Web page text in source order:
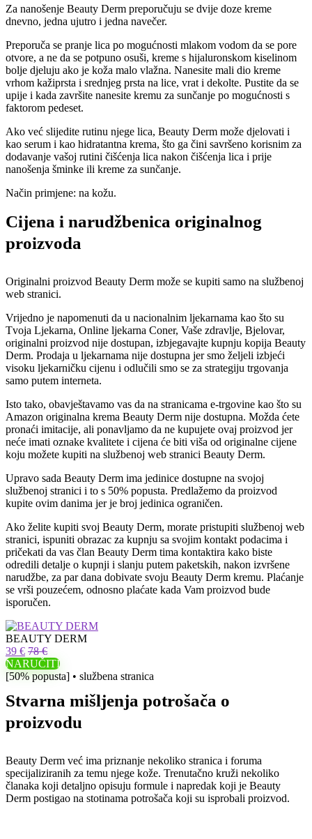
Za nanošenje Beauty Derm preporučuju se dvije doze kreme
dnevno, jedna ujutro i jedna navečer.
Preporuča se pranje lica po mogućnosti mlakom vodom da se pore
otvore, a ne da se potpuno osuši, kreme s hijaluronskom kiselinom
bolje djeluju ako je koža malo vlažna. Nanesite mali dio kreme
vrhom kažiprsta i srednjeg prsta na lice, vrat i dekolte. Pustite da se
upije i kada završite nanesite kremu za sunčanje po mogućnosti s
faktorom pedeset.
Ako već slijedite rutinu njege lica, Beauty Derm može djelovati i
kao serum i kao hidratantna krema, što ga čini savršeno korisnim za
dodavanje vašoj rutini čišćenja lica nakon čišćenja lica i prije
nanošenja šminke ili kreme za sunčanje.
Način primjene: na kožu.
Cijena i narudžbenica originalnog
proizvoda
Originalni proizvod Beauty Derm može se kupiti samo na službenoj
web stranici.
Vrijedno je napomenuti da u nacionalnim ljekarnama kao što su
Tvoja Ljekarna, Online ljekarna Coner, Vaše zdravlje, Bjelovar,
originalni proizvod nije dostupan, izbjegavajte kupnju kopija Beauty
Derm. Prodaja u ljekarnama nije dostupna jer smo željeli izbjeći
visoku ljekarničku cijenu i odlučili smo se za strategiju trgovanja
samo putem interneta.
Isto tako, obavještavamo vas da na stranicama e-trgovine kao što su
Amazon originalna krema Beauty Derm nije dostupna. Možda ćete
pronaći imitacije, ali ponavljamo da ne kupujete ovaj proizvod jer
neće imati oznake kvalitete i cijena će biti viša od originalne cijene
koju možete kupiti na službenoj web stranici Beauty Derm.
Upravo sada Beauty Derm ima jedinice dostupne na svojoj
službenoj stranici i to s 50% popusta. Predlažemo da proizvod
kupite ovim danima jer je broj jedinica ograničen.
Ako želite kupiti svoj Beauty Derm, morate pristupiti službenoj web
stranici, ispuniti obrazac za kupnju sa svojim kontakt podacima i
pričekati da vas član Beauty Derm tima kontaktira kako biste
odredili detalje o kupnji i slanju putem paketskih, nakon izvršene
narudžbe, za par dana dobivate svoju Beauty Derm kremu. Plaćanje
se vrši pouzećem, odnosno plaćate kada Vam proizvod bude
isporučen.
BEAUTY DERM
39 € 78 €
NARUČITI
[50% popusta] • službena stranica
Stvarna mišljenja potrošača o
proizvodu
Beauty Derm već ima priznanje nekoliko stranica i foruma
specijaliziranih za temu njege kože. Trenutačno kruži nekoliko
članaka koji detaljno opisuju formule i napredak koji je Beauty
Derm postigao na stotinama potrošača koji su isprobali proizvod.